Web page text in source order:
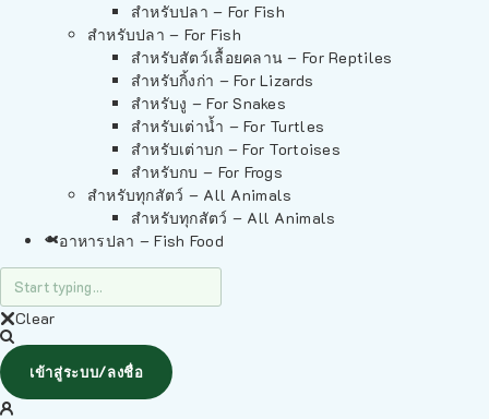
สำหรับปลา – For Fish
สำหรับปลา – For Fish
สำหรับสัตว์เลื้อยคลาน – For Reptiles
สำหรับกิ้งก่า – For Lizards
สำหรับงู – For Snakes
สำหรับเต่าน้ำ – For Turtles
สำหรับเต่าบก – For Tortoises
สำหรับกบ – For Frogs
สำหรับทุกสัตว์ – All Animals
สำหรับทุกสัตว์ – All Animals
อาหารปลา – Fish Food
Clear
เข้าสู่ระบบ/ลงชื่อ